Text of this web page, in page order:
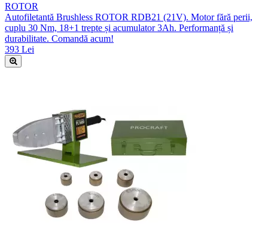
ROTOR
Autofiletantă Brushless ROTOR RDB21 (21V). Motor fără perii,
cuplu 30 Nm, 18+1 trepte și acumulator 3Ah. Performanță și
durabilitate. Comandă acum!
393 Lei